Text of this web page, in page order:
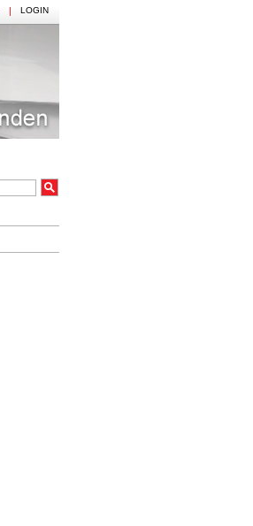
LOGIN